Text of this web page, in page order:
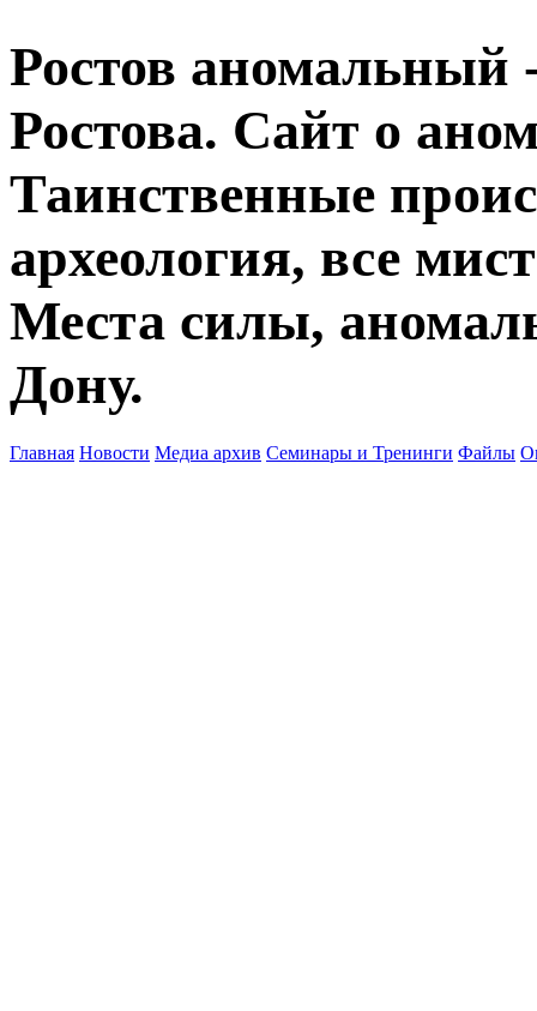
Ростов аномальный
Ростова. Сайт о
Таинственные
археология, все
Места силы,
Дону.
Главная Новости Медиа архив Семинары и Тренинги Файлы